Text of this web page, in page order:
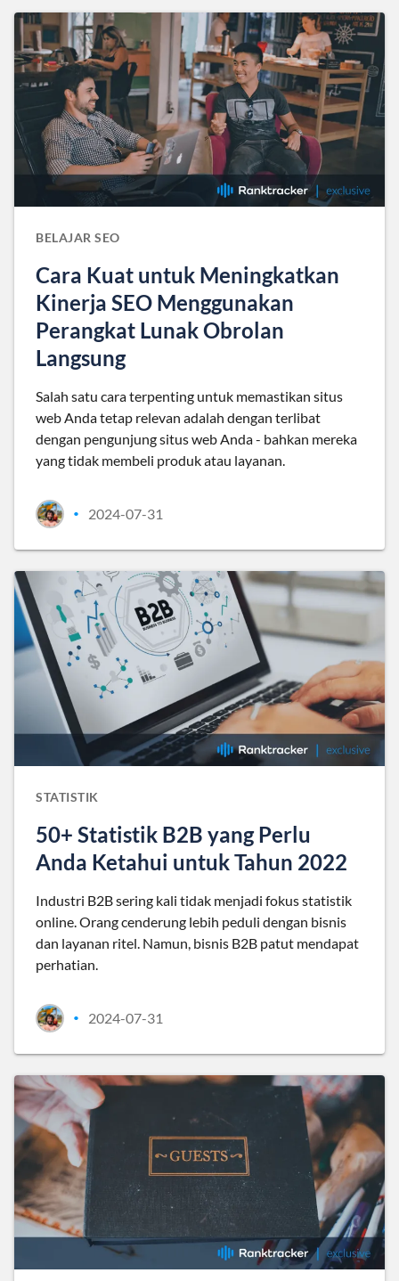
BELAJAR SEO
Cara Kuat untuk Meningkatkan
Kinerja SEO Menggunakan
Perangkat Lunak Obrolan
Langsung
Salah satu cara terpenting untuk memastikan situs
web Anda tetap relevan adalah dengan terlibat
dengan pengunjung situs web Anda - bahkan mereka
yang tidak membeli produk atau layanan.
• 2024-07-31
STATISTIK
50+ Statistik B2B yang Perlu
Anda Ketahui untuk Tahun 2022
Industri B2B sering kali tidak menjadi fokus statistik
online. Orang cenderung lebih peduli dengan bisnis
dan layanan ritel. Namun, bisnis B2B patut mendapat
perhatian.
• 2024-07-31